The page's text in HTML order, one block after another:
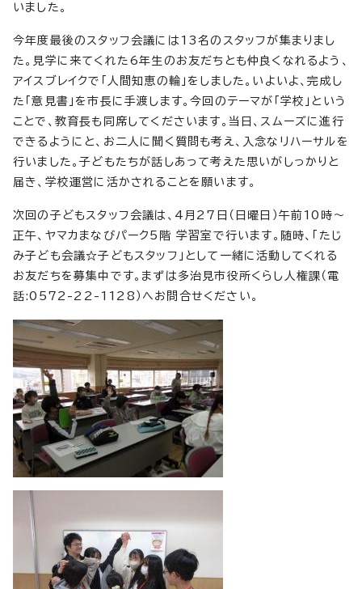
いました。
今年度最後のスタッフ会議には13名のスタッフが集まりまし
た。見学に来てくれた6年生のお友だちとも仲良くなれるよう、
アイスブレイクで「人間知恵の輪」をしました。いよいよ、完成し
た「意見書」を市長に手渡します。今回のテーマが「学校」という
ことで、教育長も同席してくださいます。当日、スムーズに進行
できるようにと、お二人に聞く質問も考え、入念なリハーサルを
行いました。子どもたちが話しあって考えた思いがしっかりと
届き、学校運営に活かされることを願います。
次回の子どもスタッフ会議は、4月27日（日曜日）午前10時～
正午、ヤマカまなびパーク5階 学習室で行います。随時、「たじ
み子ども会議☆子どもスタッフ」として一緒に活動してくれる
お友だちを募集中です。まずは多治見市役所くらし人権課（電
話:0572-22-1128）へお問合せください。